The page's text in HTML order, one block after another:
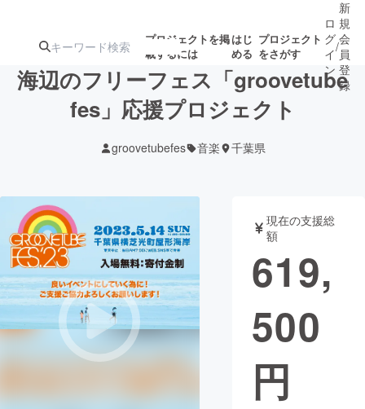
プロジェクトを掲
載するには
はじ
める
プロジェクト
をさがす
ジェクト
募集終了が近いプ
ロジェクト
音楽
テクノロジー・ガジェット ゲーム・サ
映像・映画
ビジネス・起業
まちづくり・地域活性化
ロ
グ
イ
ン
/
新
規
会
員
登
録
海辺のフリーフェス「groovetube
fes」応援プロジェクト
groovetubefes 音楽 千葉県
現在の支援総
額
619,
500
円